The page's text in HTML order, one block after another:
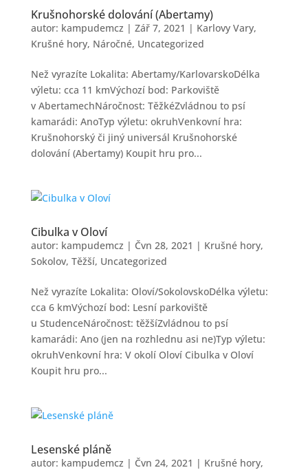
Krušnohorské dolování (Abertamy)
autor: kampudemcz | Zář 7, 2021 | Karlovy Vary,
Krušné hory, Náročné, Uncategorized
Než vyrazíte Lokalita: Abertamy/KarlovarskoDélka
výletu: cca 11 kmVýchozí bod: Parkoviště
v AbertamechNáročnost: TěžkéZvládnou to psí
kamarádi: AnoTyp výletu: okruhVenkovní hra:
Krušnohorský či jiný universál Krušnohorské
dolování (Abertamy) Koupit hru pro...
Cibulka v Oloví
autor: kampudemcz | Čvn 28, 2021 | Krušné hory,
Sokolov, Těžší, Uncategorized
Než vyrazíte Lokalita: Oloví/SokolovskoDélka výletu:
cca 6 kmVýchozí bod: Lesní parkoviště
u StudenceNáročnost: těžšíZvládnou to psí
kamarádi: Ano (jen na rozhlednu asi ne)Typ výletu:
okruhVenkovní hra: V okolí Oloví Cibulka v Oloví
Koupit hru pro...
Lesenské pláně
autor: kampudemcz | Čvn 24, 2021 | Krušné hory,